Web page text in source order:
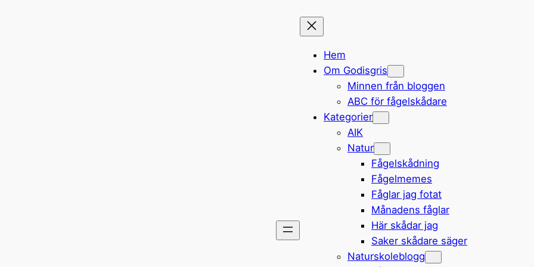
Hem
Om Godisgris
Minnen från bloggen
ABC för fågelskådare
Kategorier
AIK
Natur
Fågelskådning
Fågelmemes
Fåglar jag fotat
Månadens fåglar
Här skådar jag
Saker skådare säger
Naturskoleblogg